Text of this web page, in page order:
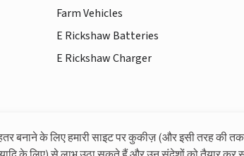
Farm Vehicles
E Rickshaw Batteries
E Rickshaw Charger
लिवगार्ड के
बनाने के लिए हमारी साइट पर कुकीज़ (और इसी तरह की